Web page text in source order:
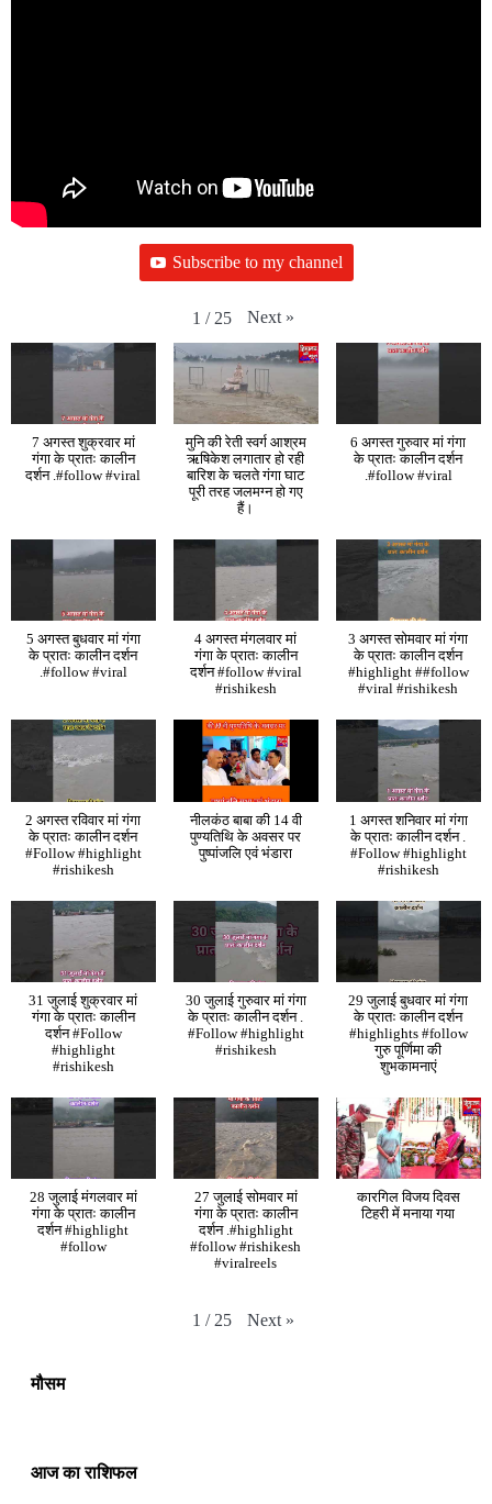
Subscribe to my channel
1 / 25 Next »
7 अगस्त शुक्रवार मां
गंगा के प्रातः कालीन
दर्शन .#follow #viral
मुनि की रेती स्वर्ग आश्रम
ऋषिकेश लगातार हो रही
बारिश के चलते गंगा घाट
पूरी तरह जलमग्न हो गए
हैं।
6 अगस्त गुरुवार मां गंगा
के प्रातः कालीन दर्शन
.#follow #viral
5 अगस्त बुधवार मां गंगा
के प्रातः कालीन दर्शन
.#follow #viral
4 अगस्त मंगलवार मां
गंगा के प्रातः कालीन
दर्शन #follow #viral
#rishikesh
3 अगस्त सोमवार मां गंगा
के प्रातः कालीन दर्शन
#highlight ##follow
#viral #rishikesh
2 अगस्त रविवार मां गंगा
के प्रातः कालीन दर्शन
#Follow #highlight
#rishikesh
नीलकंठ बाबा की 14 वी
पुण्यतिथि के अवसर पर
पुष्पांजलि एवं भंडारा
1 अगस्त शनिवार मां गंगा
के प्रातः कालीन दर्शन .
#Follow #highlight
#rishikesh
31 जुलाई शुक्रवार मां
गंगा के प्रातः कालीन
दर्शन #Follow
#highlight
#rishikesh
30 जुलाई गुरुवार मां गंगा
के प्रातः कालीन दर्शन .
#Follow #highlight
#rishikesh
29 जुलाई बुधवार मां गंगा
के प्रातः कालीन दर्शन
#highlights #follow
गुरु पूर्णिमा की
शुभकामनाएं
28 जुलाई मंगलवार मां
गंगा के प्रातः कालीन
दर्शन #highlight
#follow
27 जुलाई सोमवार मां
गंगा के प्रातः कालीन
दर्शन .#highlight
#follow #rishikesh
#viralreels
कारगिल विजय दिवस
टिहरी में मनाया गया
1 / 25 Next »
मौसम
आज का राशिफल